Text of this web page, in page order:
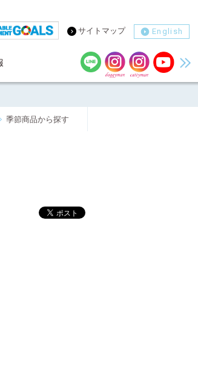
サイトマップ English
季節商品から探す